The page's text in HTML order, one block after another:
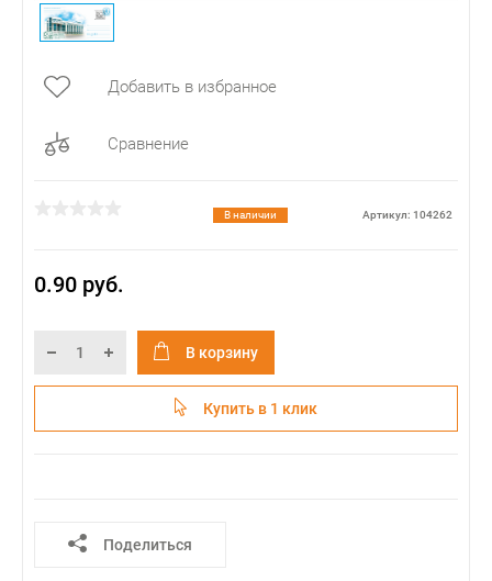
Добавить в избранное
Сравнение
В наличии Артикул: 104262
0.90 руб.
В корзину
Купить в 1 клик
Поделиться